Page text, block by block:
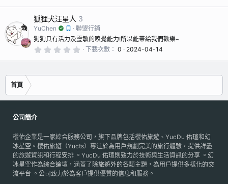
0
0
星
狐狸犬汪星人 3
YuChen
聯盟行銷
狗狗具有活力及靈敏的嗅覺能力!所以能帶給我們歡樂~
0
0
星
下載次數 0 2024-04-14
首頁
公司簡介
櫻佑企業是一家綜合服務公司，旗下品牌包括櫻佑旅遊、YucDu 佑瑄和幻
冰星空。櫻佑旅遊（Yucts）專注於為用戶規劃完美的旅行體驗，提供詳盡
的旅遊資訊和行程安排 。YucDu 佑瑄則致力於技術與生活資訊的分享 。幻
冰星空作為綜合論壇，涵蓋了除旅遊外的各類主題，為用戶提供多樣化的交
流平台 。公司致力於為客戶提供優質的信息和服務。